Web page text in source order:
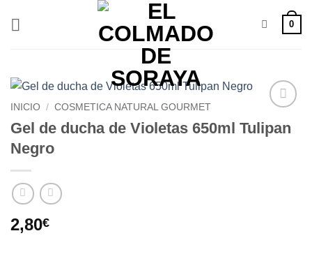
0
a la
INICIO / COSMETICA NATURAL GOURMET
Gel de ducha de Violetas 650ml Tulipan
Negro
2,80€